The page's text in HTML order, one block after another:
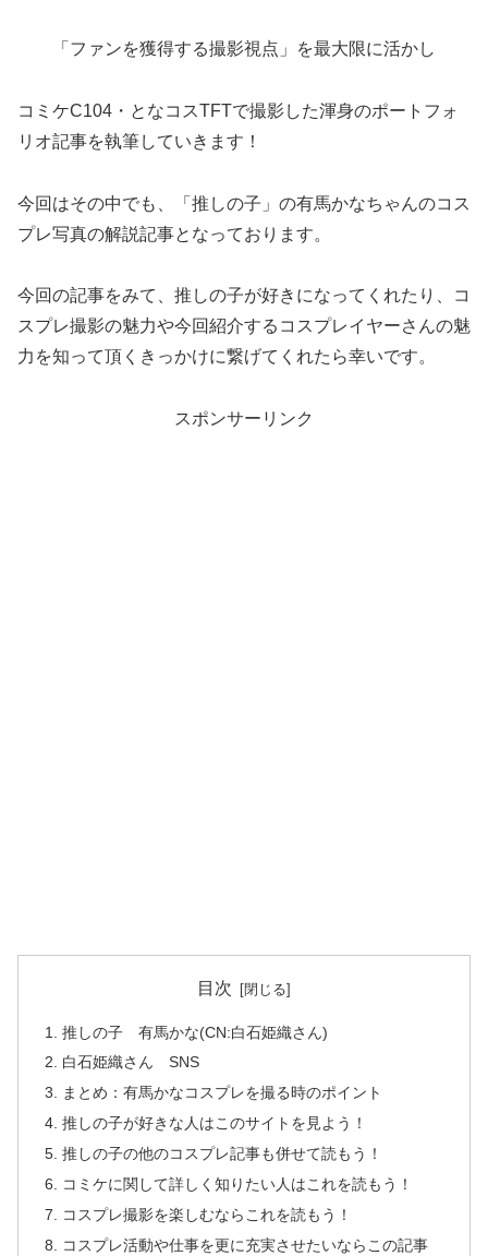
「ファンを獲得する撮影視点」を最大限に活かし
コミケC104・となコスTFTで撮影した渾身のポートフォ
リオ記事を執筆していきます！
今回はその中でも、「推しの子」の有馬かなちゃんのコス
プレ写真の解説記事となっております。
今回の記事をみて、推しの子が好きになってくれたり、コ
スプレ撮影の魅力や今回紹介するコスプレイヤーさんの魅
力を知って頂くきっかけに繋げてくれたら幸いです。
スポンサーリンク
目次
推しの子 有馬かな(CN:白石姫織さん)
白石姫織さん SNS
まとめ：有馬かなコスプレを撮る時のポイント
推しの子が好きな人はこのサイトを見よう！
推しの子の他のコスプレ記事も併せて読もう！
コミケに関して詳しく知りたい人はこれを読もう！
コスプレ撮影を楽しむならこれを読もう！
コスプレ活動や仕事を更に充実させたいならこの記事